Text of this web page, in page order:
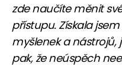
zde naučíte měnit
přístupu. Získala
myšlenek a nástrojů,
pak, že neúspěch